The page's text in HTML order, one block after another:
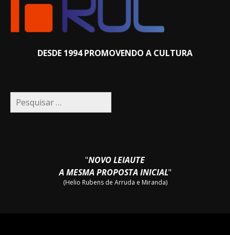
DESDE 1994 PROMOVENDO A CULTURA
Pesquisar
por:
"NOVO LEIAUTE
A MESMA PROPOSTA INICIAL"
(Helio Rubens de Arruda e Miranda)